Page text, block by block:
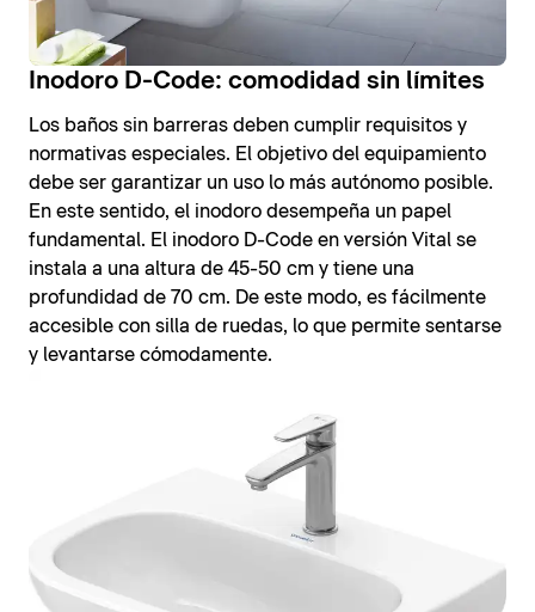
Inodoro D-Code: comodidad sin límites
Los baños sin barreras deben cumplir requisitos y
normativas especiales. El objetivo del equipamiento
debe ser garantizar un uso lo más autónomo posible.
En este sentido, el inodoro desempeña un papel
fundamental. El inodoro D-Code en versión Vital se
instala a una altura de 45-50 cm y tiene una
profundidad de 70 cm. De este modo, es fácilmente
accesible con silla de ruedas, lo que permite sentarse
y levantarse cómodamente.